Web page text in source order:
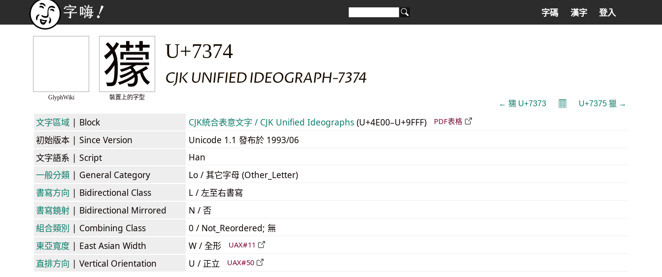
字碼 漢字 登入
GlyphWiki
獴
裝置上的字型
U+7374
CJK UNIFIED IDEOGRAPH-7374
← 獳 U+7373 𝄜 U+7375 獵 →
文字區域 | Block CJK統合表意文字 / CJK Unified Ideographs (U+4E00–U+9FFF) PDF表格
初始版本 | Since Version
Unicode 1.1 發布於 1993/06
文字語系 | Script
Han
一般分類 | General Category
Lo / 其它字母 (Other_Letter)
書寫方向 | Bidirectional Class
L / 左至右書寫
書寫鏡射 | Bidirectional Mirrored
N / 否
組合類別 | Combining Class
0 / Not_Reordered; 無
東亞寬度 | East Asian Width W / 全形 UAX#11
直排方向 | Vertical Orientation U / 正立 UAX#50